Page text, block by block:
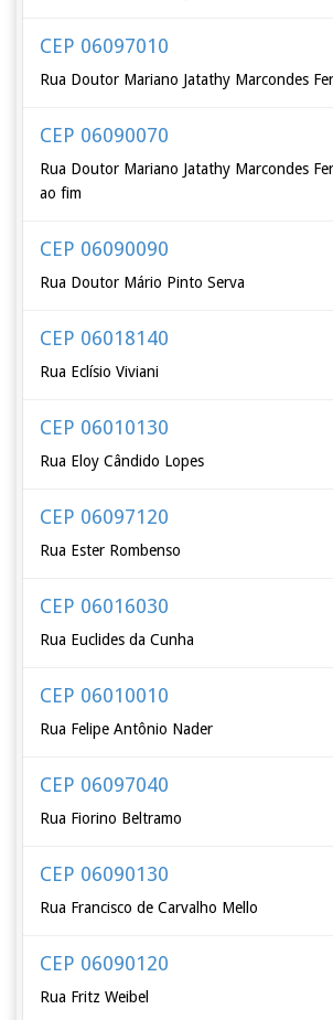
CEP 06097010
Rua Doutor Mariano Jatathy Marcondes
CEP 06090070
Rua Doutor Mariano Jatathy Marcondes
ao fim
CEP 06090090
Rua Doutor Mário Pinto Serva
CEP 06018140
Rua Eclísio Viviani
CEP 06010130
Rua Eloy Cândido Lopes
CEP 06097120
Rua Ester Rombenso
CEP 06016030
Rua Euclides da Cunha
CEP 06010010
Rua Felipe Antônio Nader
CEP 06097040
Rua Fiorino Beltramo
CEP 06090130
Rua Francisco de Carvalho Mello
CEP 06090120
Rua Fritz Weibel